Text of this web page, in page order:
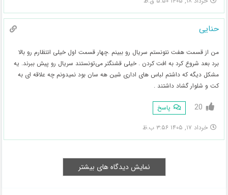
حنایی
من از قسمت هفت نتونستم سریال رو ببینم .چهار قسمت اول خیلی انتظارم رو بالا
برد بعد شروع کرد به افت کردن . خیلی قشنگتر می‌تونستند سریال رو پیش ببرند. یه
مشکل دیگه که داشتم لباس های اداری شین هه سان بود نمیدونم چه علاقه ای به
کت و شلوار گشاد داشتند .
20 پاسخ
خرداد ۱۷, ۱۴۰۵ ۳:۵۶ ب.ظ
نمایش دیدگاه های بیشتر